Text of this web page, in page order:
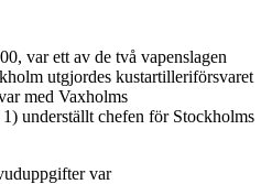
var ett av de två vapenslagen
utgjordes kustartilleriförsvaret
med Vaxholms
underställt chefen för Stockholms
var